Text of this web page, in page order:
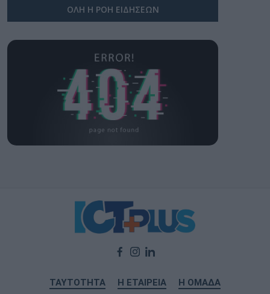
ΟΛΗ Η ΡΟΗ ΕΙΔΗΣΕΩΝ
ΤΑΥΤΟΤΗΤΑ Η ΕΤΑΙΡΕΙΑ Η ΟΜΑΔΑ